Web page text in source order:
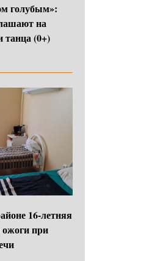
голубым»:
на
танца (0+)
16‑летняя
при